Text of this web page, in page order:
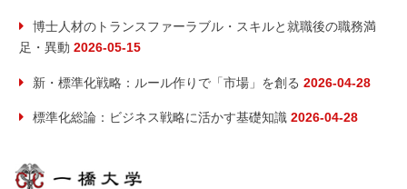
博士人材のトランスファーラブル・スキルと就職後の職務満
足・異動 2026-05-15
新・標準化戦略：ルール作りで「市場」を創る 2026-04-28
標準化総論：ビジネス戦略に活かす基礎知識 2026-04-28